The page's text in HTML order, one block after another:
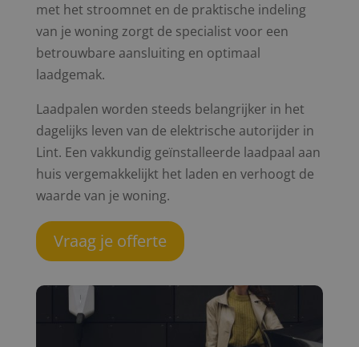
met het stroomnet en de praktische indeling
van je woning zorgt de specialist voor een
betrouwbare aansluiting en optimaal
laadgemak.
Laadpalen worden steeds belangrijker in het
dagelijks leven van de elektrische autorijder in
Lint. Een vakkundig geïnstalleerde laadpaal aan
huis vergemakkelijkt het laden en verhoogt de
waarde van je woning.
Vraag je offerte